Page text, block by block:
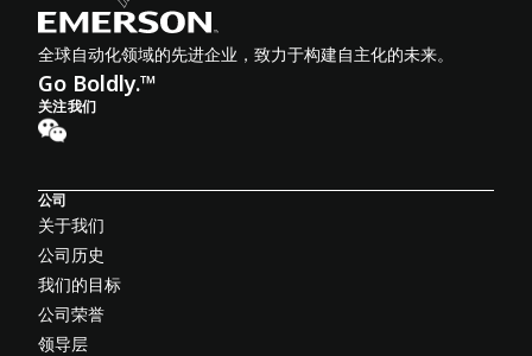
全球自动化领域的先进企业，致力于构建自主化的未来。
Go Boldly.™
关注我们
公司
关于我们
公司历史
我们的目标
公司荣誉
领导层